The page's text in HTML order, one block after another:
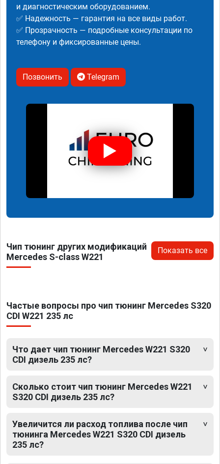
и диагностическим оборудованием.
✅ Надежность — гарантия на все виды работ.
✅ Прозрачность — подробные консультации по
телефону и фиксированные цены.
Позвонить Telegram
Чип тюнинг других модификаций
Mercedes S-class W221
Показать все
Частые вопросы про чип тюнинг Mercedes S320
CDI W221 235 лс
Что дает чип тюнинг Mercedes W221 S320
CDI дизель 235 лс?
Сколько стоит чип тюнинг Mercedes W221
S320 CDI дизель 235 лс?
Увеличится ли расход топлива после чип
тюнинга Mercedes W221 S320 CDI дизель
235 лс?